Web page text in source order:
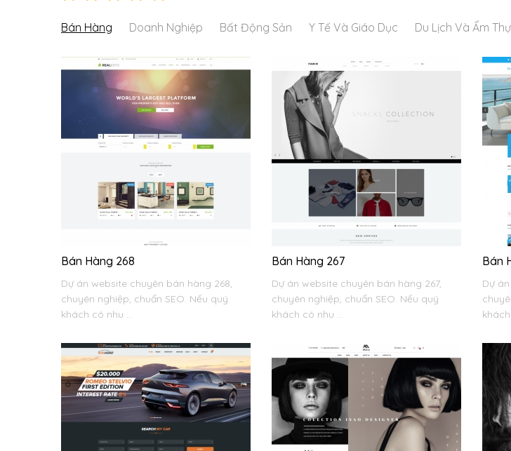
Bán Hàng Doanh Nghiệp Bất Động Sản Y Tế Và Giáo Dục Du Lịch Và Ẩm
Bán Hàng 268
Dự án website chuyên bán hàng 268,
chuyên nghiệp, chuẩn SEO. Nếu quý
khách có nhu ...
Bán Hàng 267
Dự án website chuyên bán hàng 267,
chuyên nghiệp, chuẩn SEO. Nếu quý
khách có nhu ...
Bán
Dự